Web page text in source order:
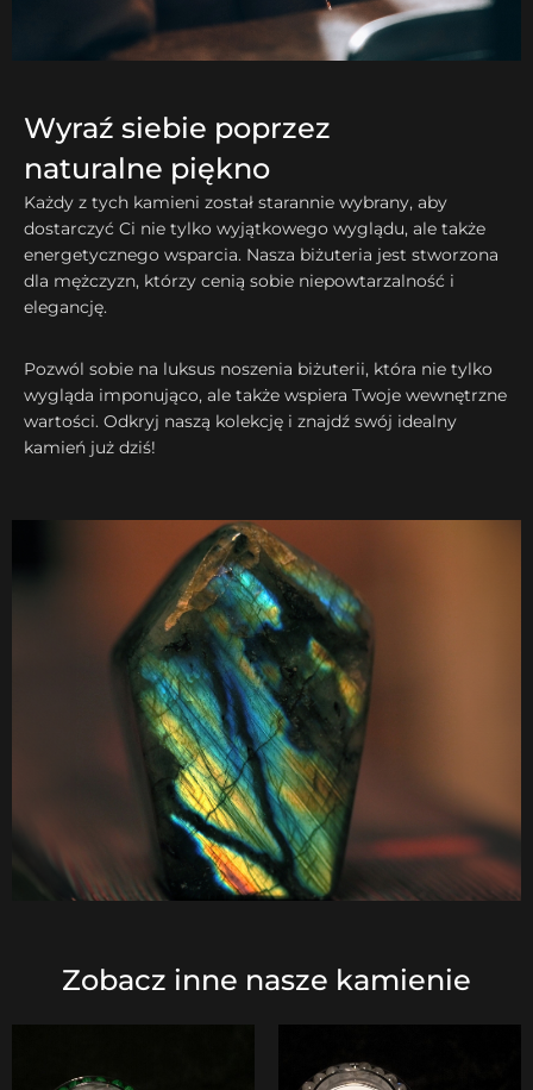
Wyraź siebie poprzez
naturalne piękno
Każdy z tych kamieni został starannie wybrany, aby
dostarczyć Ci nie tylko wyjątkowego wyglądu, ale także
energetycznego wsparcia. Nasza biżuteria jest stworzona
dla mężczyzn, którzy cenią sobie niepowtarzalność i
elegancję.
Pozwól sobie na luksus noszenia biżuterii, która nie tylko
wygląda imponująco, ale także wspiera Twoje wewnętrzne
wartości. Odkryj naszą kolekcję i znajdź swój idealny
kamień już dziś!
Zobacz inne nasze kamienie